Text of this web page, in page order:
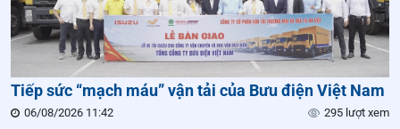
Tiếp sức “mạch máu” vận tải của Bưu điện Việt Nam
06/08/2026 11:42 295 lượt xem